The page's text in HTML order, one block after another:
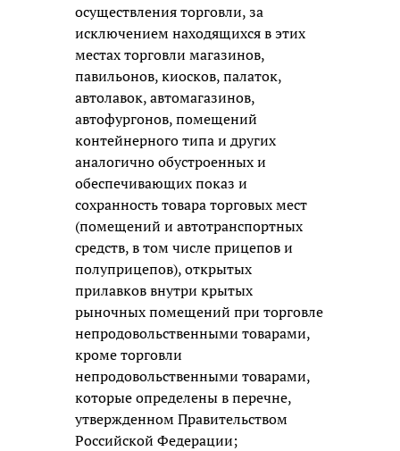
осуществления торговли, за
исключением находящихся в этих
местах торговли магазинов,
павильонов, киосков, палаток,
автолавок, автомагазинов,
автофургонов, помещений
контейнерного типа и других
аналогично обустроенных и
обеспечивающих показ и
сохранность товара торговых мест
(помещений и автотранспортных
средств, в том числе прицепов и
полуприцепов), открытых
прилавков внутри крытых
рыночных помещений при торговле
непродовольственными товарами,
кроме торговли
непродовольственными товарами,
которые определены в перечне,
утвержденном Правительством
Российской Федерации;